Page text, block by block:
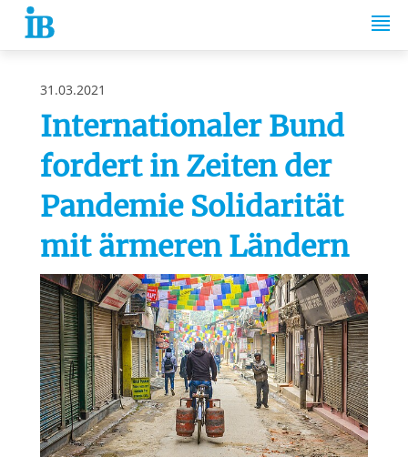
Springe zum Inhalt
31.03.2021
Internationaler Bund
fordert in Zeiten der
Pandemie Solidarität
mit ärmeren Ländern